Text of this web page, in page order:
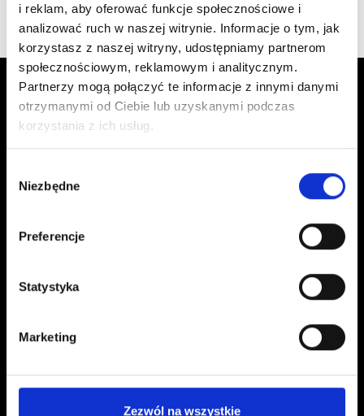
i reklam, aby oferować funkcje społecznościowe i
analizować ruch w naszej witrynie. Informacje o tym, jak
korzystasz z naszej witryny, udostępniamy partnerom
społecznościowym, reklamowym i analitycznym.
Partnerzy mogą połączyć te informacje z innymi danymi
otrzymanymi od Ciebie lub uzyskanymi podczas
korzystania z ich usług.
zgody
Niezbędne
Preferencje
Statystyka
Marketing
Zezwól na wszystkie
Nie masz jeszcze konta?Dołącz do Strefy Wiedzy